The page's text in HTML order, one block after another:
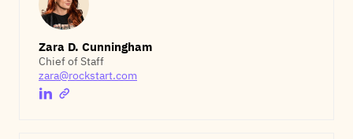
Zara D. Cunningham
Chief of Staff
zara@rockstart.com